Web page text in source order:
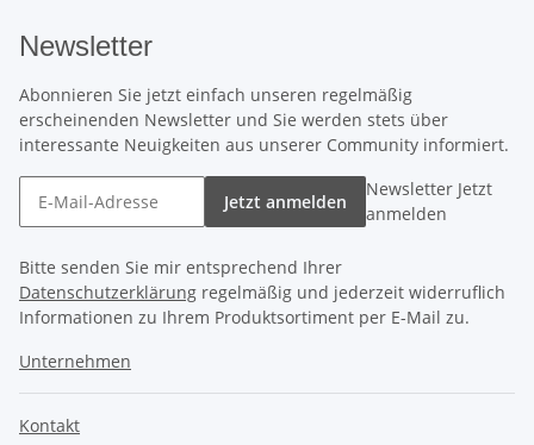
Newsletter
Abonnieren Sie jetzt einfach unseren regelmäßig
erscheinenden Newsletter und Sie werden stets über
interessante Neuigkeiten aus unserer Community informiert.
Jetzt anmelden
Newsletter Jetzt
anmelden
Bitte senden Sie mir entsprechend Ihrer
Datenschutzerklärung regelmäßig und jederzeit widerruflich
Informationen zu Ihrem Produktsortiment per E-Mail zu.
Unternehmen
Kontakt